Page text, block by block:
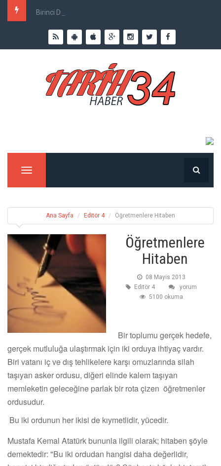
Birinci Dünya Savaşı`nda Ne Kadar İnsan Öldü?
Menu
Ana Sayfa Editör 4 Öğretmenlere Hitaben
Öğretmenlere
Hitaben
08 Mayis 2013
Editör 4
yorum
5100 okuma
Bir toplumu gerçek hedefe,
gerçek mutluluğa ulaştırmak için iki orduya ihtiyaç vardır.
Biri vatanı iç ve dış tehlikelere karşı omuzlarında silah
taşıyan asker ordusu, diğeri elinde kalem taşıyan
memleketin geleceğine parlak bir rota çizen öğretmenler
ordusudur.
Bu iki ordunun her ikisi de kıymetlidir, yücedir.
Mustafa Kemal Atatürk bununla ilgili olarak; hitaben şöyle
demektedir: "Bu iki ordudan hangisi daha değerlidir,